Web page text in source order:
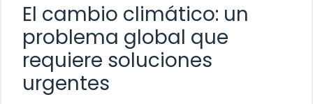
El cambio climático: un
problema global que
requiere soluciones
urgentes